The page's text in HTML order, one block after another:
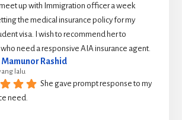
up with Immigration officer a week
the medical insurance policy for my
visa. I wish to recommend her to
need a responsive AIA insurance agent.
Mamunor Rashid
lalu
She gave prompt response to my
need.